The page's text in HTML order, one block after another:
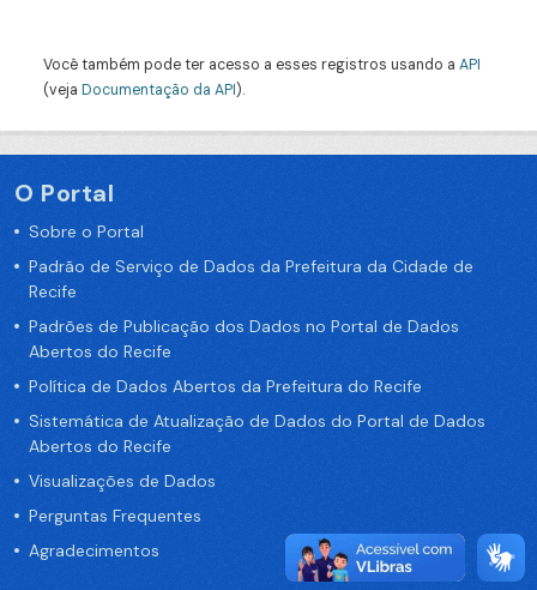
Você também pode ter acesso a esses registros usando a API
(veja Documentação da API).
O Portal
Sobre o Portal
Padrão de Serviço de Dados da Prefeitura da Cidade de
Recife
Padrões de Publicação dos Dados no Portal de Dados
Abertos do Recife
Política de Dados Abertos da Prefeitura do Recife
Sistemática de Atualização de Dados do Portal de Dados
Abertos do Recife
Visualizações de Dados
Perguntas Frequentes
Agradecimentos